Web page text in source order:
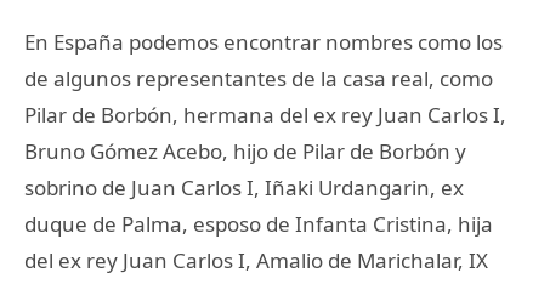
En España podemos encontrar nombres como los
de algunos representantes de la casa real, como
Pilar de Borbón, hermana del ex rey Juan Carlos I,
Bruno Gómez Acebo, hijo de Pilar de Borbón y
sobrino de Juan Carlos I, Iñaki Urdangarin, ex
duque de Palma, esposo de Infanta Cristina, hija
del ex rey Juan Carlos I, Amalio de Marichalar, IX